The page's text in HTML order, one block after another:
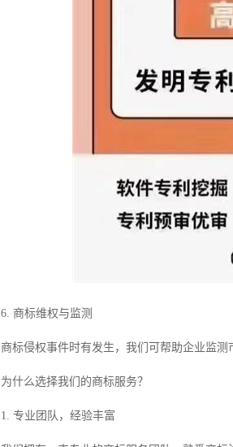
6. 商标维权与监测
商标侵权事件时有发生，我们可帮助企业监
为什么选择我们的商标服务？
1. 专业团队，经验丰富